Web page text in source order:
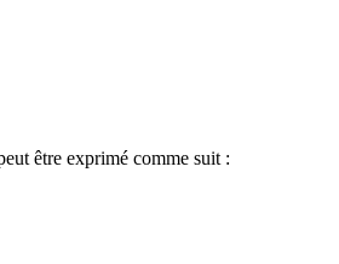
être exprimé comme suit :